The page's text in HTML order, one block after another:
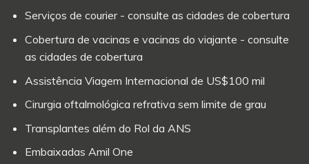
Serviços de courier - consulte as cidades de cobertura
Cobertura de vacinas e vacinas do viajante - consulte
as cidades de cobertura
Assistência Viagem Internacional de US$100 mil
Cirurgia oftalmológica refrativa sem limite de grau
Transplantes além do Rol da ANS
Embaixadas Amil One